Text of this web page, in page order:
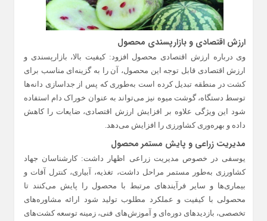
ارزش اقتصادی و بازارپسندی محصول
وی درباره ارزش اقتصادی محصول افزود: کیفیت بالا، بازارپسندی و
ارزش اقتصادی قابل توجه این محصول، آن را به گزینه‌ای مناسب برای
کشت در منطقه تبدیل کرده است به‌طوری که پس از جداسازی دانه‌ها
توسط دستگاه، گوشت میوه نیز می‌تواند به عنوان خوراک دام استفاده
شود این ویژگی علاوه بر افزایش ارزش اقتصادی، ضایعات را کاهش
داده و بهره‌وری کشاورزی را افزایش می‌دهد.
مدیریت زراعی و پایش مستمر محصول
یوسفی در خصوص مدیریت زراعی اظهار داشت: کارشناسان جهاد
کشاورزی به‌طور مستمر مراحل داشت، تغذیه، آبیاری، کنترل آفات و
بیماری‌ها و سایر فرآیندهای مرتبط با محصول را پایش می‌کنند تا
محصولی با کیفیت و عملکرد مطلوب تولید شود ارائه مشاوره‌های
تخصصی، بازدیدهای دوره‌ای و آموزش‌های فنی، زمینه توسعه کشت‌های